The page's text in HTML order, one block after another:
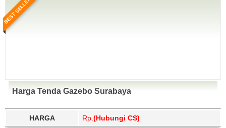
BEST SELLER
Harga Tenda Gazebo Surabaya
HARGA Rp. (Hubungi CS)